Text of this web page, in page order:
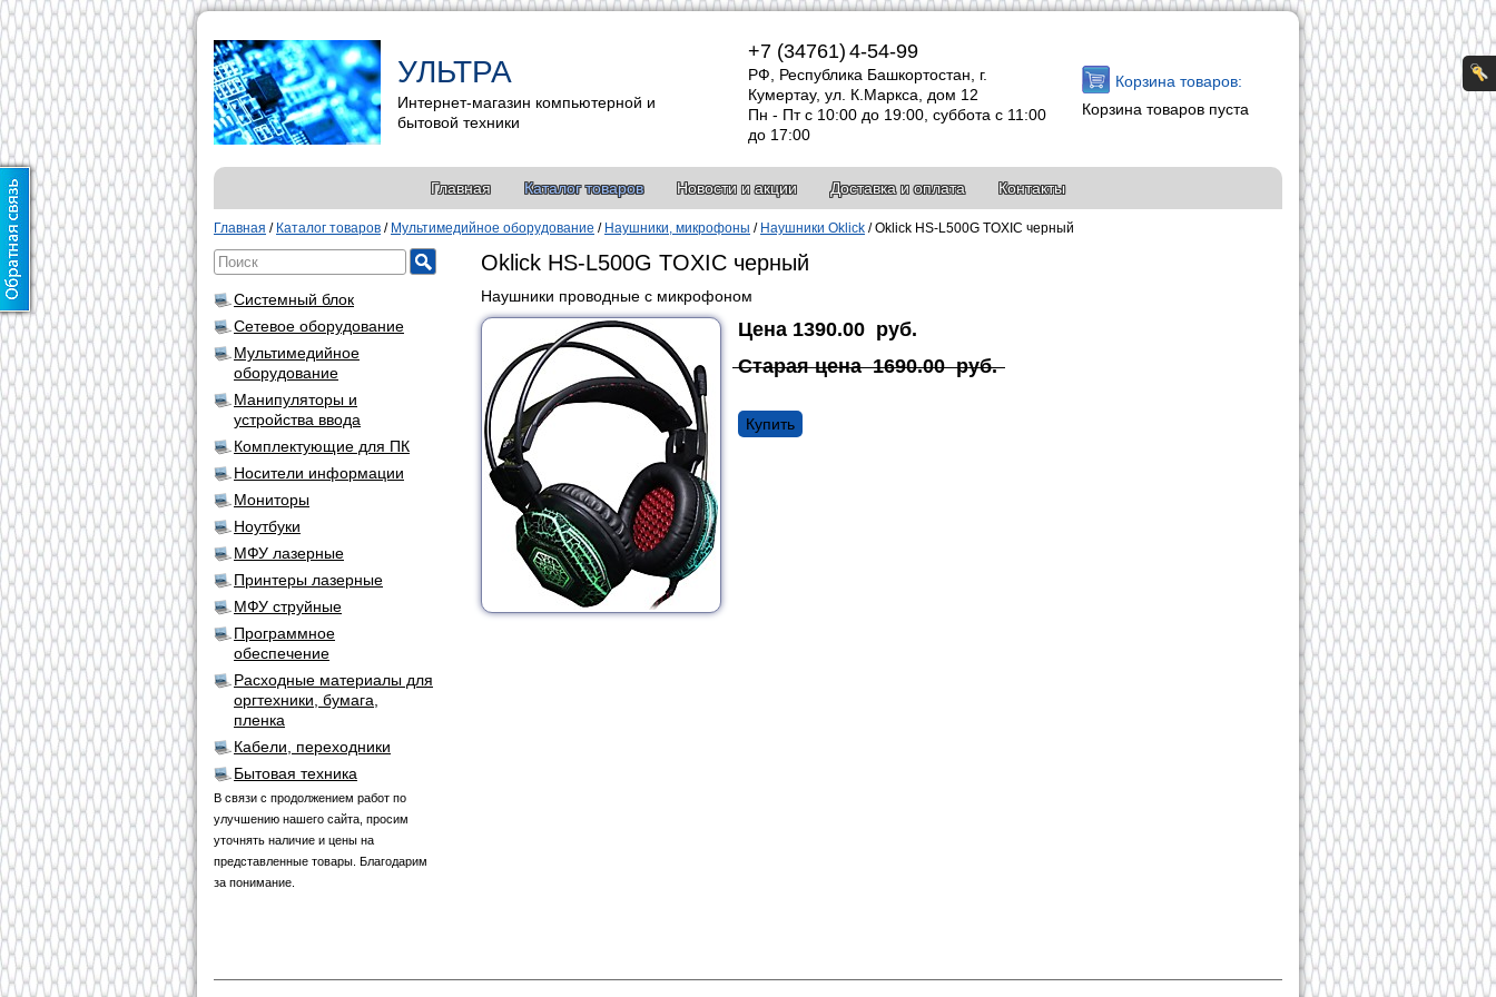
УЛЬТРА
Интернет-магазин компьютерной и
бытовой техники
+7 (34761) 4-54-99
РФ, Республика Башкортостан, г.
Кумертау, ул. К.Маркса, дом 12
Пн - Пт с 10:00 до 19:00, суббота с 11:00
до 17:00
Корзина товаров:
Корзина товаров пуста
Главная Каталог товаров Новости и акции Доставка и оплата Контакты
Главная / Каталог товаров / Мультимедийное оборудование / Наушники, микрофоны / Наушники Oklick / Oklick HS-L500G TOXIC черный
Системный блок
Сетевое оборудование
Мультимедийное
оборудование
Манипуляторы и
устройства ввода
Комплектующие для ПК
Носители информации
Мониторы
Ноутбуки
МФУ лазерные
Принтеры лазерные
МФУ струйные
Программное
обеспечение
Расходные материалы для
оргтехники, бумага,
пленка
Кабели, переходники
Бытовая техника
В связи с продолжением работ по
улучшению нашего сайта, просим
уточнять наличие и цены на
представленные товары. Благодарим
за понимание.
Oklick HS-L500G TOXIC черный
Наушники проводные с микрофоном
Цена 1390.00 руб.
Старая цена 1690.00 руб.
Купить